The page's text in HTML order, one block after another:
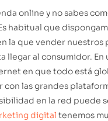
online y no sabes
habitual que
la que vender nuestros
llegar al consumidor. En
en que todo está
las grandes
en la red puede
digital tenemos